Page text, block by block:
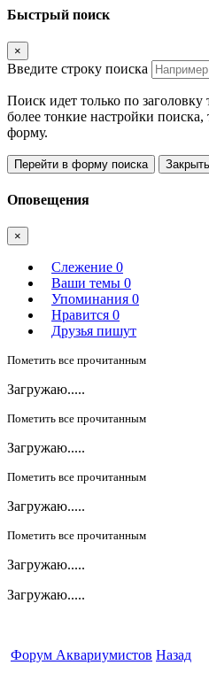
Быстрый поиск
×
Введите строку поиска
Поиск идет только по
более тонкие настройки
форму.
Перейти в форму поиска Закрыть
Оповещения
×
Слежение 0
Ваши темы 0
Упоминания 0
Нравится 0
Друзья пишут
Пометить все прочитанным
Загружаю.....
Пометить все прочитанным
Загружаю.....
Пометить все прочитанным
Загружаю.....
Пометить все прочитанным
Загружаю.....
Загружаю.....
Форум Аквариумистов Назад